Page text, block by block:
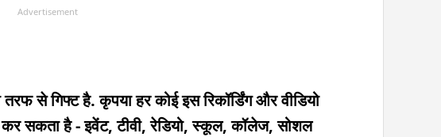
Advertisement
तरफ से गिफ्ट है. कृपया हर कोई इस रिकॉर्डिंग और वीडियो
कर सकता है - इवेंट, टीवी, रेडियो, स्कूल, कॉलेज, सोशल